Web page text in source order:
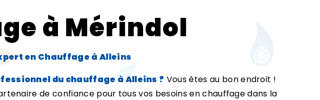
à Mérindol
en Chauffage à Alleins
du chauffage à Alleins ? Vous êtes au bon endroit !
de confiance pour tous vos besoins en chauffage dans la